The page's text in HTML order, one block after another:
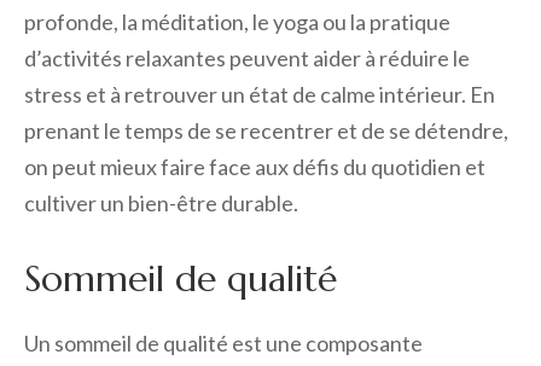
profonde, la méditation, le yoga ou la pratique
d’activités relaxantes peuvent aider à réduire le
stress et à retrouver un état de calme intérieur. En
prenant le temps de se recentrer et de se détendre,
on peut mieux faire face aux défis du quotidien et
cultiver un bien-être durable.
Sommeil de qualité
Un sommeil de qualité est une composante